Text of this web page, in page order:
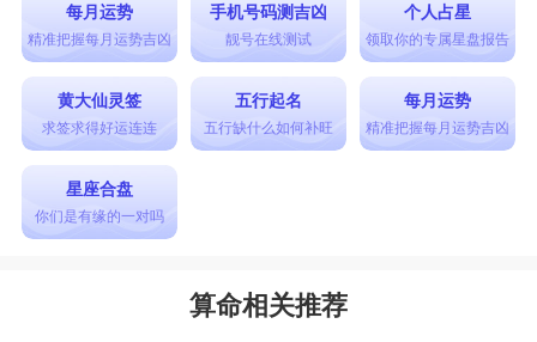
每月运势
精准把握每月运势吉凶
手机号码测吉凶
靓号在线测试
个人占星
领取你的专属星盘报告
黄大仙灵签
求签求得好运连连
五行起名
五行缺什么如何补旺
每月运势
精准把握每月运势吉凶
星座合盘
你们是有缘的一对吗
算命相关推荐